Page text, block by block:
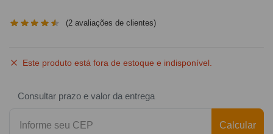
(2 avaliações de clientes)
Este produto está fora de estoque e indisponível.
Consultar prazo e valor da entrega
Calcular